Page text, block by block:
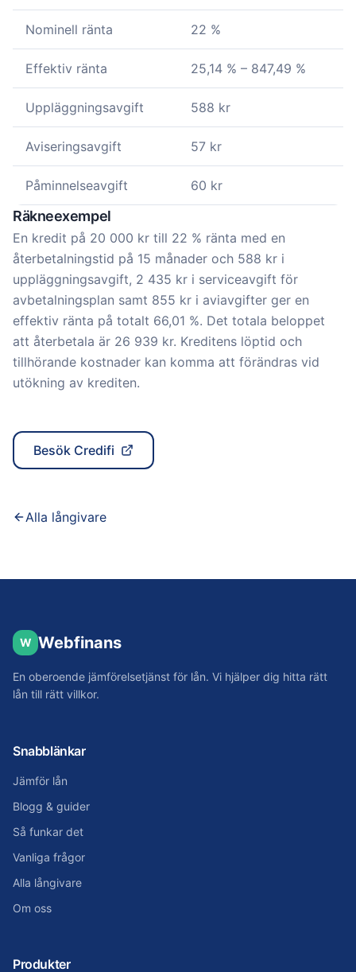
Nominell ränta 22 %
Effektiv ränta 25,14 % – 847,49 %
Uppläggningsavgift 588 kr
Aviseringsavgift 57 kr
Påminnelseavgift 60 kr
Räkneexempel
En kredit på 20 000 kr till 22 % ränta med en
återbetalningstid på 15 månader och 588 kr i
uppläggningsavgift, 2 435 kr i serviceavgift för
avbetalningsplan samt 855 kr i aviavgifter ger en
effektiv ränta på totalt 66,01 %. Det totala beloppet
att återbetala är 26 939 kr. Kreditens löptid och
tillhörande kostnader kan komma att förändras vid
utökning av krediten.
Besök Credifi
Alla långivare
W Webfinans
En oberoende jämförelsetjänst för lån. Vi hjälper dig hitta rätt
lån till rätt villkor.
Snabblänkar
Jämför lån
Blogg & guider
Så funkar det
Vanliga frågor
Alla långivare
Om oss
Produkter